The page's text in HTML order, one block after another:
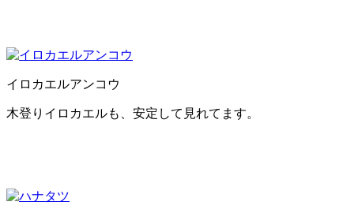
イロカエルアンコウ
木登りイロカエルも、安定して見れてます。